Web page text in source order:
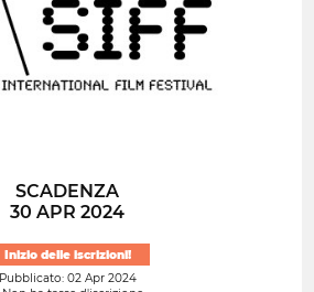
SCADENZA
30 APR 2024
Inizio delle iscrizioni!
Pubblicato: 02 Apr 2024